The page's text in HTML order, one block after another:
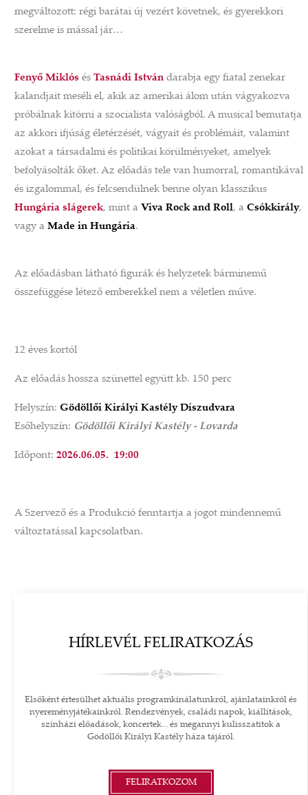
megváltozott: régi barátai új vezért követnek, és gyerekkori
szerelme is mással jár…
Fenyő Miklós és Tasnádi István darabja egy fiatal zenekar
kalandjait meséli el, akik az amerikai álom után vágyakozva
próbálnak kitörni a szocialista valóságból. A musical bemutatja
az akkori ifjúság életérzését, vágyait és problémáit, valamint
azokat a társadalmi és politikai körülményeket, amelyek
befolyásolták őket. Az előadás tele van humorral, romantikával
és izgalommal, és felcsendülnek benne olyan klasszikus
Hungária slágerek, mint a Viva Rock and Roll, a Csókkirály,
vagy a Made in Hungária.
Az előadásban látható figurák és helyzetek bárminemű
összefüggése létező emberekkel nem a véletlen műve.
12 éves kortól
Az előadás hossza szünettel együtt kb. 150 perc
Helyszín: Gödöllői Királyi Kastély Díszudvara
Esőhelyszín: Gödöllői Királyi Kastély - Lovarda
Időpont: 2026.06.05. 19:00
A Szervező és a Produkció fenntartja a jogot mindennemű
változtatással kapcsolatban.
HÍRLEVÉL FELIRATKOZÁS
Elsőként értesülhet aktuális programkínálatunkról, ajánlatainkról és
nyereményjátékainkról. Rendezvények, családi napok, kiállítások,
színházi előadások, koncertek... és megannyi kulisszatitok a
Gödöllői Királyi Kastély háza tájáról.
FELIRATKOZOM